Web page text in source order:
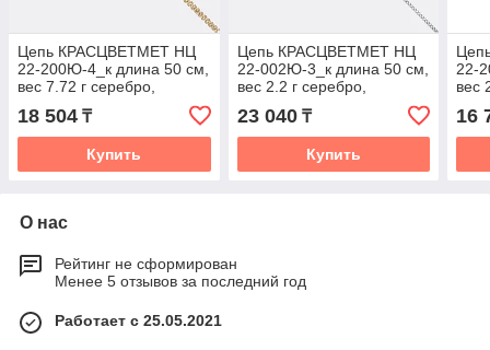
Цепь КРАСЦВЕТМЕТ НЦ
22-200Ю-4_к длина 50 см,
вес 7.72 г серебро,
плетение нонна
18 504 ₸
Купить
Цепь КРАСЦВЕТМЕТ НЦ
22-002Ю-3_к длина 50 см,
вес 2.2 г серебро,
плетение панцирное
23 040₸
Купить
22-
вес
16
О нас
Рейтинг не сформирован
Менее 5 отзывов за последний год
Работает с 25.05.2021